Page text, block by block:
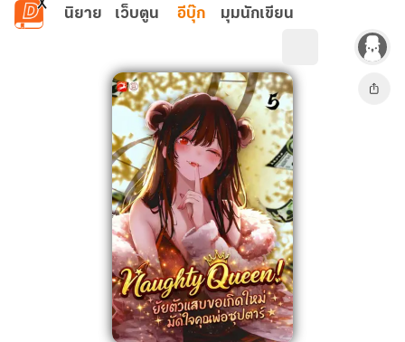
ข้ามไปยังเนื้อหาหลัก
นิยาย เว็บตูน อีบุ๊ก มุมนักเขียน